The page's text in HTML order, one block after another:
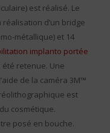
est réalisé. Le
d’un bridge
métallique) et 14
implanto portée
retenue. Une
de la caméra 3M™
est
cosmétique.
posé en bouche.